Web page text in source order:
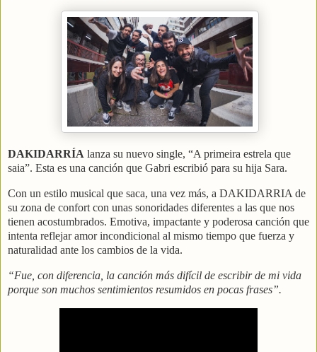
DAKIDARRÍA lanza su nuevo single, “A primeira estrela que
saia”. Esta es una canción que Gabri escribió para su hija Sara.
Con un estilo musical que saca, una vez más, a DAKIDARRIA de
su zona de confort con unas sonoridades diferentes a las que nos
tienen acostumbrados. Emotiva, impactante y poderosa canción que
intenta reflejar amor incondicional al mismo tiempo que fuerza y
naturalidad ante los cambios de la vida.
“Fue, con diferencia, la canción más difícil de escribir de mi vida
porque son muchos sentimientos resumidos en pocas frases”.